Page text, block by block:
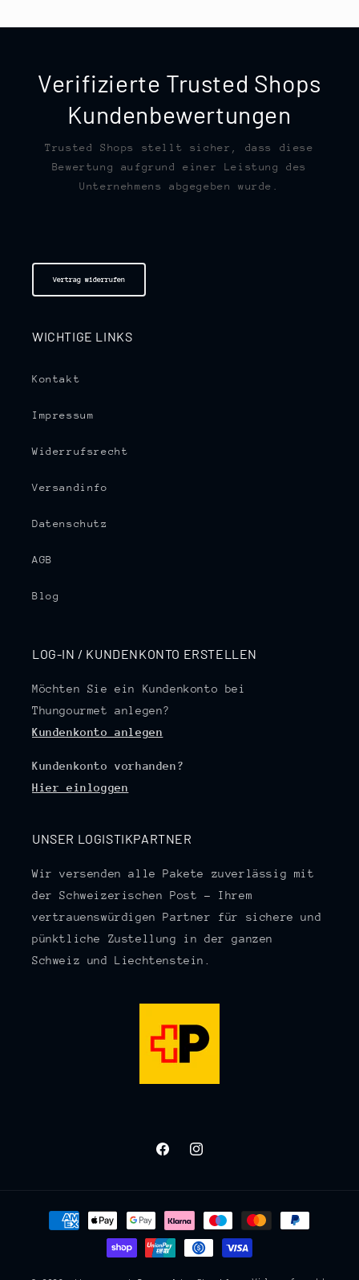
Verifizierte Trusted Shops
Kundenbewertungen
Trusted Shops stellt sicher, dass diese
Bewertung aufgrund einer Leistung des
Unternehmens abgegeben wurde.
Vertrag widerrufen
WICHTIGE LINKS
Kontakt
Impressum
Widerrufsrecht
Versandinfo
Datenschutz
AGB
Blog
LOG-IN / KUNDENKONTO ERSTELLEN
Möchten Sie ein Kundenkonto bei
Thungourmet anlegen?
Kundenkonto anlegen
Kundenkonto vorhanden?
Hier einloggen
UNSER LOGISTIKPARTNER
Wir versenden alle Pakete zuverlässig mit
der Schweizerischen Post – Ihrem
vertrauenswürdigen Partner für sichere und
pünktliche Zustellung in der ganzen
Schweiz und Liechtenstein.
FacebookInstagram
Zahlungsmethoden